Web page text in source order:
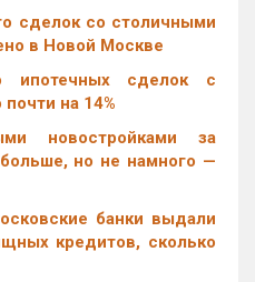
сделок со столичными
в Новой Москве
ипотечных сделок с
на 14%
новостройками за
но не намного —
банки выдали
кредитов, сколько